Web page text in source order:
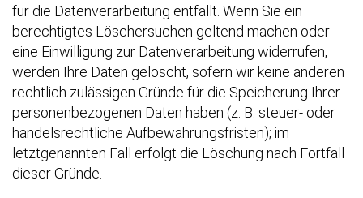
für die Datenverarbeitung entfällt. Wenn Sie ein
berechtigtes Löschersuchen geltend machen oder
eine Einwilligung zur Datenverarbeitung widerrufen,
werden Ihre Daten gelöscht, sofern wir keine anderen
rechtlich zulässigen Gründe für die Speicherung Ihrer
personenbezogenen Daten haben (z. B. steuer- oder
handelsrechtliche Aufbewahrungsfristen); im
letztgenannten Fall erfolgt die Löschung nach Fortfall
dieser Gründe.